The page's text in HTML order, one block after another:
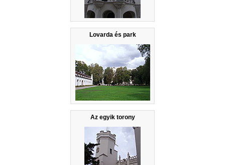
Lovarda és park
Az egyik torony